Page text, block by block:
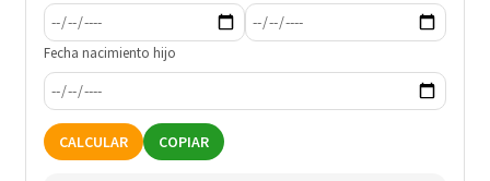
Fecha nacimiento hijo
CALCULAR COPIAR